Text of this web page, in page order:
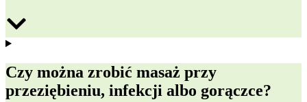
Czy można zrobić masaż przy
przeziębieniu, infekcji albo gorączce?